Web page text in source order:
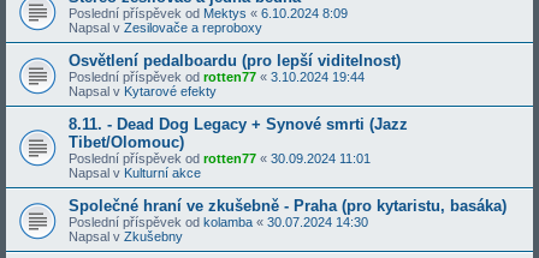
Poslední příspěvek od Mektys « 6.10.2024 8:09
Napsal v Zesilovače a reproboxy
Osvětlení pedalboardu (pro lepší viditelnost)
Poslední příspěvek od rotten77 « 3.10.2024 19:44
Napsal v Kytarové efekty
8.11. - Dead Dog Legacy + Synové smrti (Jazz
Tibet/Olomouc)
Poslední příspěvek od rotten77 « 30.09.2024 11:01
Napsal v Kulturní akce
Společné hraní ve zkušebně - Praha (pro kytaristu, basáka)
Poslední příspěvek od kolamba « 30.07.2024 14:30
Napsal v Zkušebny